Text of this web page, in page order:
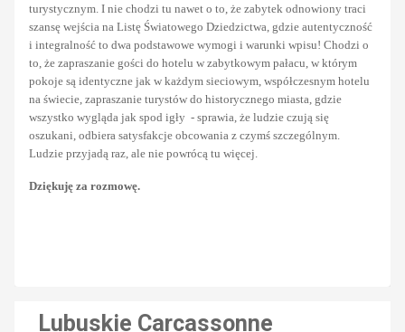
turystycznym. I nie chodzi tu nawet o to, że zabytek odnowiony traci
szansę wejścia na Listę Światowego Dziedzictwa, gdzie autentyczność
i integralność to dwa podstawowe wymogi i warunki wpisu! Chodzi o
to, że zapraszanie gości do hotelu w zabytkowym pałacu, w którym
pokoje są identyczne jak w każdym sieciowym, współczesnym hotelu
na świecie, zapraszanie turystów do historycznego miasta, gdzie
wszystko wygląda jak spod igły - sprawia, że ludzie czują się
oszukani, odbiera satysfakcje obcowania z czymś szczególnym.
Ludzie przyjadą raz, ale nie powrócą tu więcej.
Dziękuję za rozmowę.
Lubuskie Carcassonne